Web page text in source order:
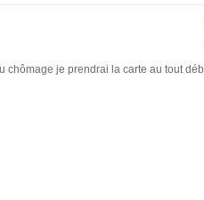
chômage je prendrai la carte au tout